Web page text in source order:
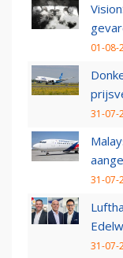
01-08-
31-07-
31-07-
31-07-